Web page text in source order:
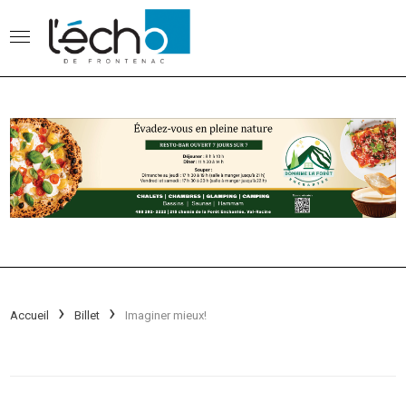
Accueil Billet Imaginer mieux!